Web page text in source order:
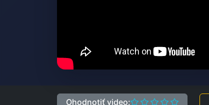
Ohodnotiť video: